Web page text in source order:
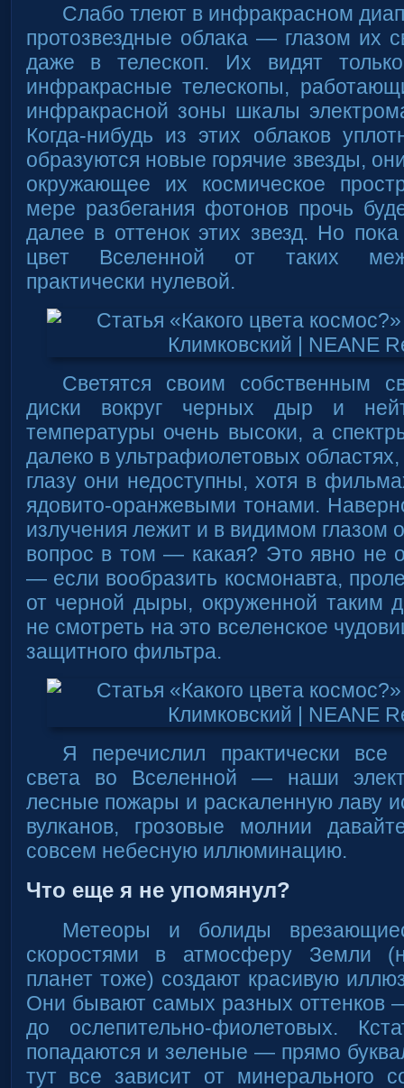
Слабо тлеют в инфракрасном
протозвездные облака — глазом их
даже в телескоп. Их видят
инфракрасные телескопы,
инфракрасной зоны шкалы
Когда-нибудь из этих облаков
образуются новые горячие звезды,
окружающее их космическое
мере разбегания фотонов прочь
далее в оттенок этих звезд. Но
цвет Вселенной от таких
практически нулевой.
Светятся своим собственным
диски вокруг черных дыр и
температуры очень высоки, а
далеко в ультрафиолетовых
глазу они недоступны, хотя в
ядовито-оранжевыми тонами.
излучения лежит и в видимом глазом
вопрос в том — какая? Это явно не
— если вообразить космонавта,
от черной дыры, окруженной таким
не смотреть на это вселенское
защитного фильтра.
Я перечислил практически все
света во Вселенной — наши
лесные пожары и раскаленную лаву
вулканов, грозовые молнии
совсем небесную иллюминацию.
Что еще я не упомянул?
Метеоры и болиды
скоростями в атмосферу Земли
планет тоже) создают красивую
Они бывают самых разных оттенков
до ослепительно-фиолетовых.
попадаются и зеленые — прямо
тут все зависит от минерального